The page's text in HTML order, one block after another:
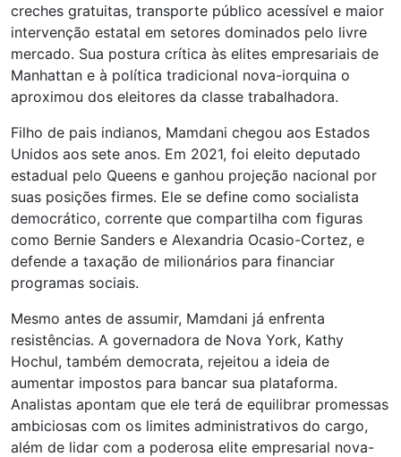
creches gratuitas, transporte público acessível e maior
intervenção estatal em setores dominados pelo livre
mercado. Sua postura crítica às elites empresariais de
Manhattan e à política tradicional nova-iorquina o
aproximou dos eleitores da classe trabalhadora.
Filho de pais indianos, Mamdani chegou aos Estados
Unidos aos sete anos. Em 2021, foi eleito deputado
estadual pelo Queens e ganhou projeção nacional por
suas posições firmes. Ele se define como socialista
democrático, corrente que compartilha com figuras
como Bernie Sanders e Alexandria Ocasio-Cortez, e
defende a taxação de milionários para financiar
programas sociais.
Mesmo antes de assumir, Mamdani já enfrenta
resistências. A governadora de Nova York, Kathy
Hochul, também democrata, rejeitou a ideia de
aumentar impostos para bancar sua plataforma.
Analistas apontam que ele terá de equilibrar promessas
ambiciosas com os limites administrativos do cargo,
além de lidar com a poderosa elite empresarial nova-